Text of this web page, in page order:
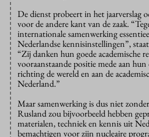
De dienst probeert in het jaarverslag
voor de andere kant van de zaak.
internationale samenwerking
Nederlandse kennisinstellingen”,
“Zij danken hun goede academische
vooraanstaande positie mede aan
richting de wereld en aan de
Nederland.”
Maar samenwerking is dus niet
Rusland zou bijvoorbeeld hebben
materialen, techniek en kennis uit
bemachtigen voor zijn nucleaire